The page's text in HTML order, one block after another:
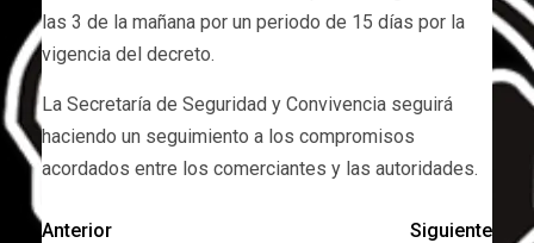
las 3 de la mañana por un periodo de 15 días por la
vigencia del decreto.
La Secretaría de Seguridad y Convivencia seguirá
haciendo un seguimiento a los compromisos
acordados entre los comerciantes y las autoridades.
Anterior
Siguiente